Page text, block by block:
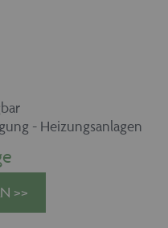
- Heizungsanlagen
>>